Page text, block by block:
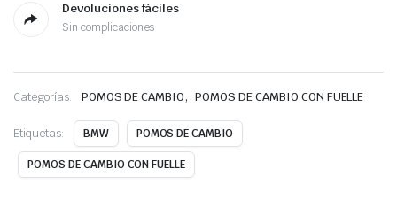
Devoluciones fáciles
Sin complicaciones
Categorías: POMOS DE CAMBIO, POMOS DE CAMBIO CON FUELLE
Etiquetas: BMW POMOS DE CAMBIO
POMOS DE CAMBIO CON FUELLE